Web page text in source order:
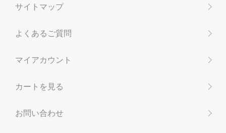
サイトマップ
よくあるご質問
マイアカウント
カートを見る
お問い合わせ